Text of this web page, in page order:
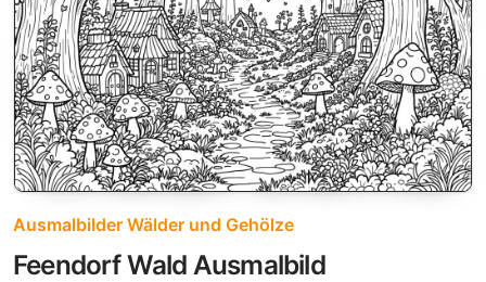
Ausmalbilder Wälder und Gehölze
Feendorf Wald Ausmalbild